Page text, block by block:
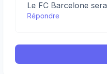
Le FC Barcelone
Répondre